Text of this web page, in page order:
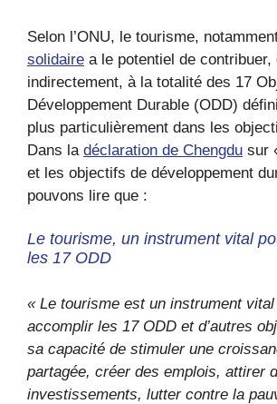
Selon l’ONU, le tourisme,
solidaire a le potentiel de
indirectement, à la totalité des 17
Développement Durable (ODD)
plus particulièrement dans les
Dans la déclaration de Chengdu sur
et les objectifs de développement
pouvons lire que :
Le tourisme, un instrument vital
les 17 ODD
« Le tourisme est un instrument
accomplir les 17 ODD et d’autres
sa capacité de stimuler une
partagée, créer des emplois, attirer
investissements, lutter contre la